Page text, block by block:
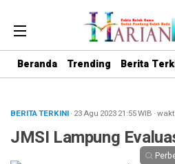
Beranda Trending Berita
BERITA TERKINI· 23 Agu 202321:55WIB ·
JMSI Lampung